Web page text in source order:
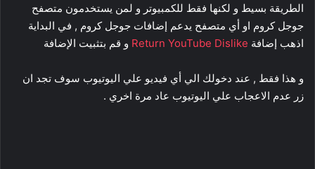
الطريقة بسيط و لكنها فقط للكمبيوتر و لمن يستخدمون متصفح
جوجل كروم او أي متصفح يدعم إضافات جوجل كروم , في البداية
اذهب إضافة Return YouTube Dislike و قم بتثبيت الإضافة
و هذا فقط , عند دخولك الي أي فيديو علي اليوتيوب سوف تجد ان
زر عدم الاعجاب علي اليوتيوب عاد مرة اخري .